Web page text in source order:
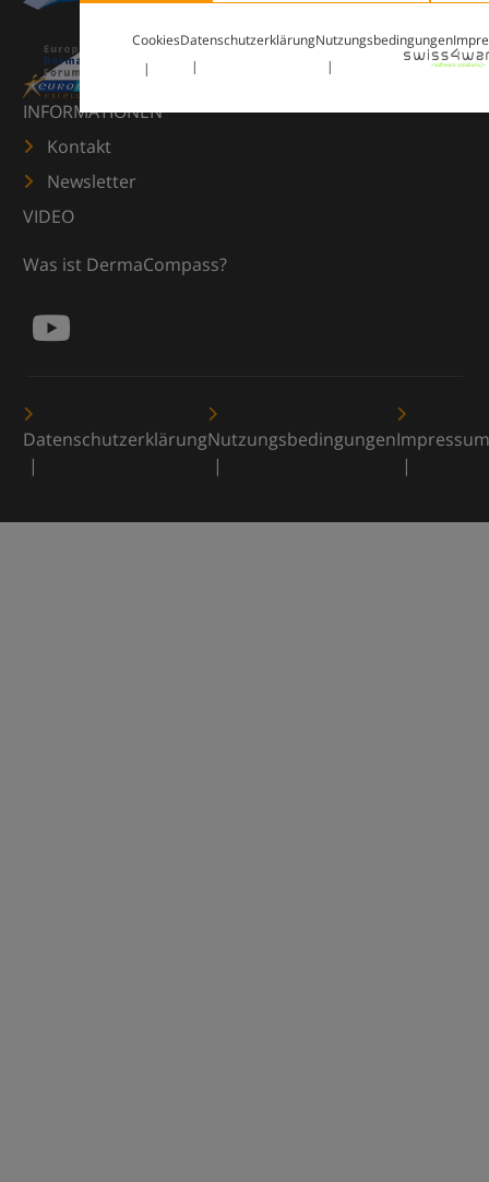
CookiesDatenschutzerklärungNutzungsbedingungen
INFORMATIONEN
Kontakt
Newsletter
VIDEO
Was ist DermaCompass?
DatenschutzerklärungNutzungsbedingungenImpressum